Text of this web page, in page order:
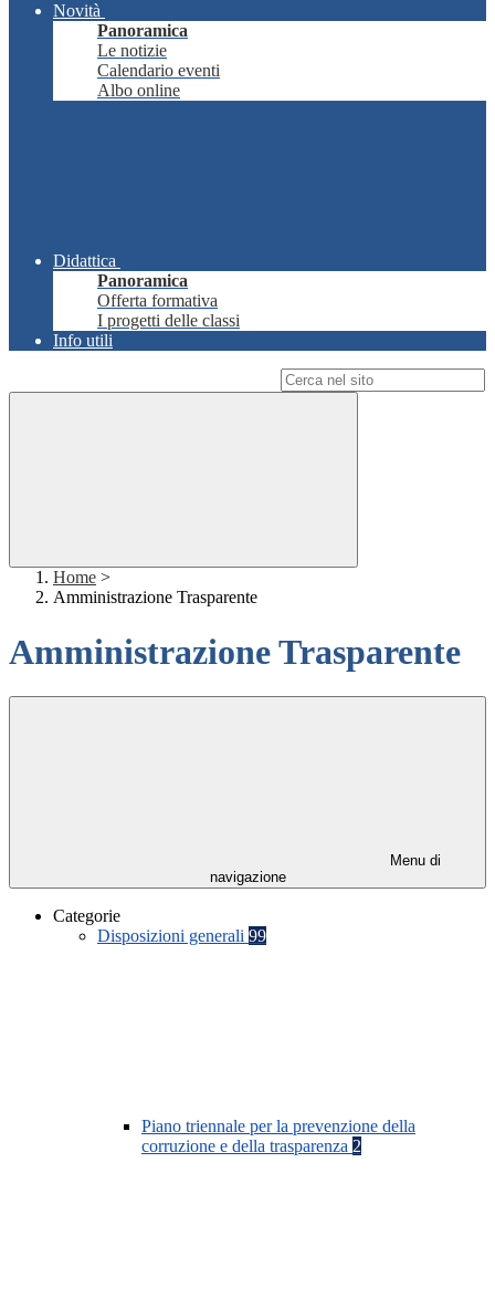
Novità
Panoramica
Le notizie
Calendario eventi
Albo online
Didattica
Panoramica
Offerta formativa
I progetti delle classi
Info utili
Home >
Amministrazione Trasparente
Amministrazione Trasparente
Menu di
navigazione
Categorie
Disposizioni generali 99
Piano triennale per la prevenzione della
corruzione e della trasparenza 2